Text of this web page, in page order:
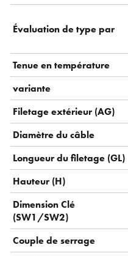
Évaluation de type par
Tenue en température
variante
Filetage extérieur (AG)
Diamètre du câble
Longueur du filetage (GL)
Hauteur (H)
Dimension Clé
(SW1/SW2)
Couple de serrage